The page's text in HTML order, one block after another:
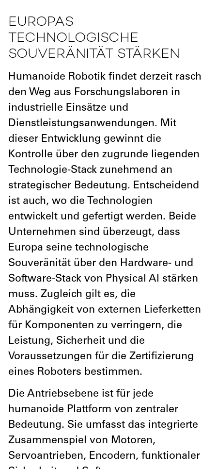
EUROPAS
TECHNOLOGISCHE
SOUVERÄNITÄT STÄRKEN
Humanoide Robotik findet derzeit rasch
den Weg aus Forschungslaboren in
industrielle Einsätze und
Dienstleistungsanwendungen. Mit
dieser Entwicklung gewinnt die
Kontrolle über den zugrunde liegenden
Technologie-Stack zunehmend an
strategischer Bedeutung. Entscheidend
ist auch, wo die Technologien
entwickelt und gefertigt werden. Beide
Unternehmen sind überzeugt, dass
Europa seine technologische
Souveränität über den Hardware- und
Software-Stack von Physical AI stärken
muss. Zugleich gilt es, die
Abhängigkeit von externen Lieferketten
für Komponenten zu verringern, die
Leistung, Sicherheit und die
Voraussetzungen für die Zertifizierung
eines Roboters bestimmen.
Die Antriebsebene ist für jede
humanoide Plattform von zentraler
Bedeutung. Sie umfasst das integrierte
Zusammenspiel von Motoren,
Servoantrieben, Encodern, funktionaler